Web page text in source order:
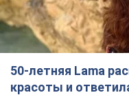
50-летняя Lama
красоты и